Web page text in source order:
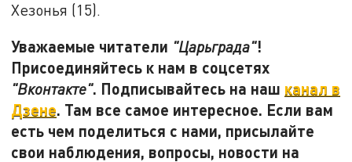
Хезонья (15).
Уважаемые читатели "Царьграда"!
Присоединяйтесь к нам в соцсетях
"Вконтакте". Подписывайтесь на наш канал в
Дзене. Там все самое интересное. Если вам
есть чем поделиться с нами, присылайте
свои наблюдения, вопросы, новости на